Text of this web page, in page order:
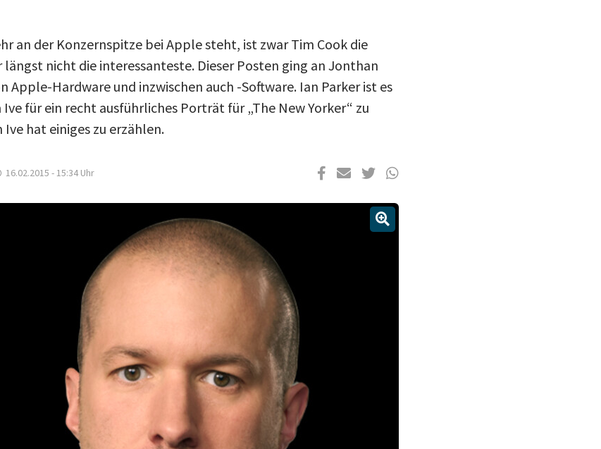
an der Konzernspitze bei Apple steht, ist zwar Tim Cook die
nicht die interessanteste. Dieser Posten ging an Jonthan
Apple-Hardware und inzwischen auch -Software. Ian Parker ist es
für ein recht ausführliches Porträt für „The New Yorker“ zu
hat einiges zu erzählen.
16.02.2015 - 15:34 Uhr